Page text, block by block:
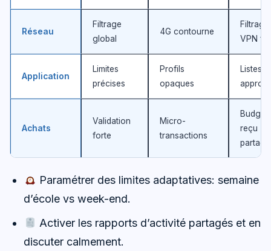
Réseau
Filtrage
global
4G contourne
VPN
Application
Limites
précises
Profils
opaques
Listes
Achats
Validation
forte
Micro-
transactions
Budget,
reçu
partagé
Paramétrer des limites adaptatives: semaine
d’école vs week-end.
Activer les rapports d’activité partagés et en
discuter calmement.